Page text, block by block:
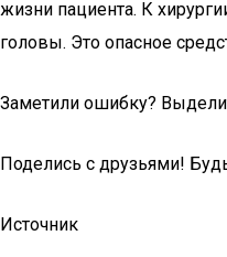
жизни пациента. К
головы. Это опасное
Заметили ошибку?
Поделись с друзьями!
Источник